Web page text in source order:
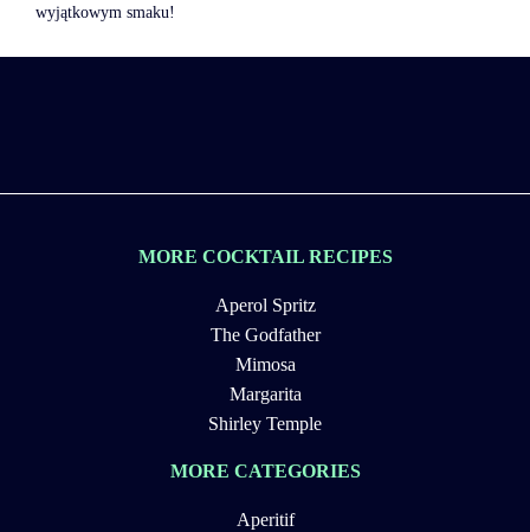
wyjątkowym smaku!
MORE COCKTAIL RECIPES
Aperol Spritz
The Godfather
Mimosa
Margarita
Shirley Temple
MORE CATEGORIES
Aperitif